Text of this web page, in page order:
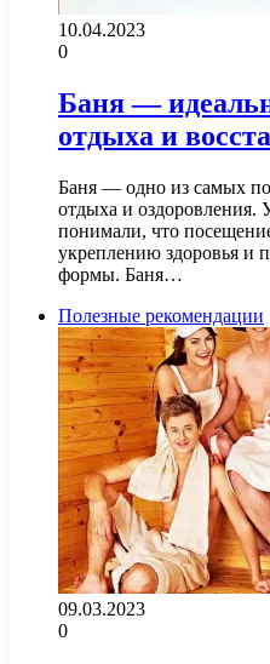
10.04.2023
0
Баня —
отдыха и
Баня — одно из самых
отдыха и оздоровления.
понимали, что
укреплению здоровья и
формы. Баня…
Полезные рекомендации
09.03.2023
0